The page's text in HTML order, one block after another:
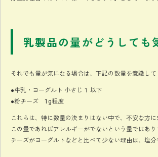
乳製品の量がどうしても
それでも量が気になる場合は、下記の数量を意識して
●牛乳・ヨーグルト 小さじ１ 以下
●粉チーズ 1g程度
これらは、特に数量の決まりはない中で、不安な方
この量であればアレルギーがでないという量ではあり
チーズがヨーグルトなどと比べて少ない理由は、塩分